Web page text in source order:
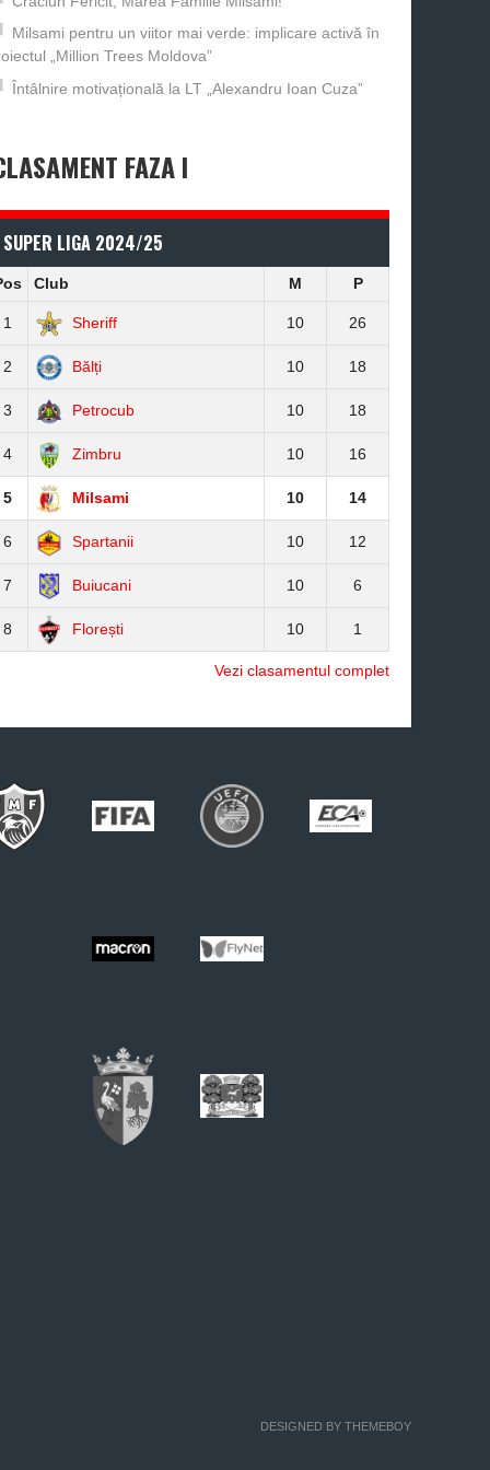
Milsami pentru un viitor mai verde: implicare activă în
„Million Trees Moldova”
Întâlnire motivațională la LT „Alexandru Ioan Cuza”
FAZA I
SUPER LIGA 2024/25
Club M P
1 Sheriff 10 26
2 Bălți 10 18
3 Petrocub 10 18
4 Zimbru 10 16
5 Milsami 10 14
6 Spartanii 10 12
7 Buiucani 10 6
8 Florești 10 1
Vezi clasamentul complet
DESIGNED BY THEMEBOY